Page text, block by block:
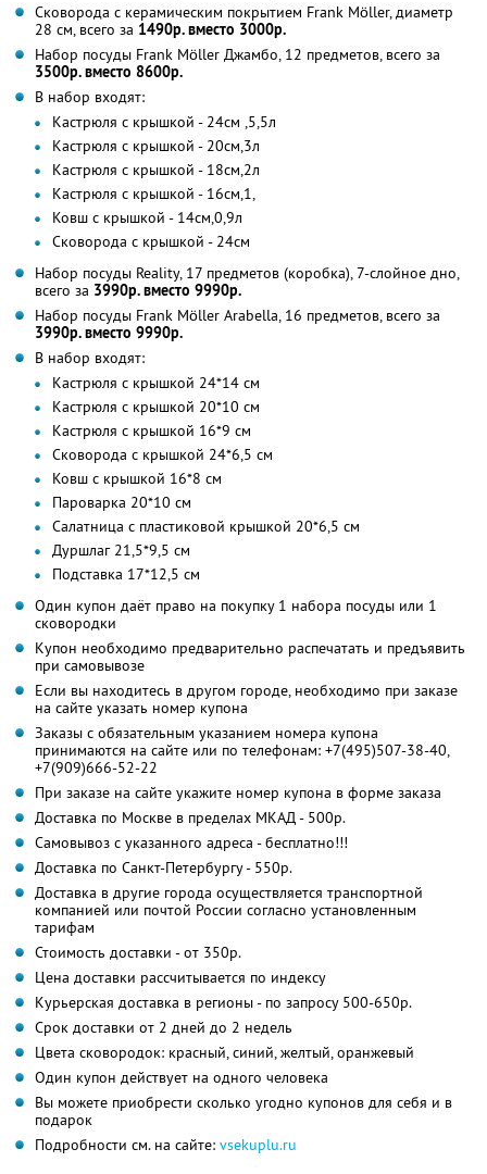
Сковорода с керамическим покрытием Frank Möller, диаметр
28 см, всего за 1490р. вместо 3000р.
Набор посуды Frank Möller Джамбо, 12 предметов, всего за
3500р. вместо 8600р.
В набор входят:
Кастрюля с крышкой - 24см ,5,5л
Кастрюля с крышкой - 20см,3л
Кастрюля с крышкой - 18см,2л
Кастрюля с крышкой - 16см,1,
Ковш с крышкой - 14см,0,9л
Сковорода с крышкой - 24см
Набор посуды Reality, 17 предметов (коробка), 7-слойное дно,
всего за 3990р. вместо 9990р.
Набор посуды Frank Möller Arabella, 16 предметов, всего за
3990р. вместо 9990р.
В набор входят:
Кастрюля с крышкой 24*14 см
Кастрюля с крышкой 20*10 см
Кастрюля с крышкой 16*9 см
Сковорода с крышкой 24*6,5 см
Ковш с крышкой 16*8 см
Пароварка 20*10 см
Салатница с пластиковой крышкой 20*6,5 см
Дуршлаг 21,5*9,5 см
Подставка 17*12,5 см
Один купон даёт право на покупку 1 набора посуды или 1
сковородки
Купон необходимо предварительно распечатать и предъявить
при самовывозе
Если вы находитесь в другом городе, необходимо при заказе
на сайте указать номер купона
Заказы с обязательным указанием номера купона
принимаются на сайте или по телефонам: +7(495)507-38-40,
+7(909)666-52-22
При заказе на сайте укажите номер купона в форме заказа
Доставка по Москве в пределах МКАД - 500р.
Самовывоз с указанного адреса - бесплатно!!!
Доставка по Санкт-Петербургу - 550р.
Доставка в другие города осуществляется транспортной
компанией или почтой России согласно установленным
тарифам
Стоимость доставки - от 350р.
Цена доставки рассчитывается по индексу
Курьерская доставка в регионы - по запросу 500-650р.
Срок доставки от 2 дней до 2 недель
Цвета сковородок: красный, синий, желтый, оранжевый
Один купон действует на одного человека
Вы можете приобрести сколько угодно купонов для себя и в
подарок
Подробности см. на сайте: vsekuplu.ru